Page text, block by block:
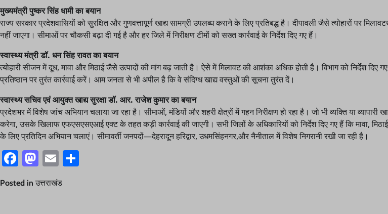
मुख्यमंत्री पुष्कर सिंह धामी का बयान
राज्य सरकार प्रदेशवासियों को सुरक्षित और गुणवत्तापूर्ण खाद्य सामग्री उपलब्ध कराने के लिए प्रतिबद्ध है। दीपावली जैसे त्योहारों पर
नहीं जाएगा। सीमाओं पर चौकसी बढ़ा दी गई है और हर जिले में निरीक्षण टीमों को सख्त कार्रवाई के निर्देश दिए गए हैं।
स्वास्थ्य मंत्री डॉ. धन सिंह रावत का बयान
त्योहारी सीजन में दूध, मावा और मिठाई जैसे उत्पादों की मांग बढ़ जाती है। ऐसे में मिलावट की आशंका अधिक होती है। विभाग को निर्देश दिए
प्रतिष्ठान पर तुरंत कार्रवाई करें। आम जनता से भी अपील है कि वे संदिग्ध खाद्य वस्तुओं की सूचना तुरंत दें।
स्वास्थ्य सचिव एवं आयुक्त खाद्य सुरक्षा डॉ. आर. राजेश कुमार का बयान
प्रदेशभर में विशेष जांच अभियान चलाया जा रहा है। सीमाओं, मंडियों और शहरी क्षेत्रों में गहन निरीक्षण हो रहा है। जो भी व्यक्ति या व्यापारी
करेगा, उसके खिलाफ एफएसएसएआई एक्ट के तहत कड़ी कार्रवाई की जाएगी। सभी जिलों के अधिकारियों को निर्देश दिए गए हैं कि मावा,
के लिए प्रतिदिन अभियान चलाएं। सीमावर्ती जनपदों—देहरादून हरिद्वार, उधमसिंहनगर,और नैनीताल में विशेष निगरानी रखी जा रही है।
Facebook
Mastodon
Email
Posted in उत्तराखंड